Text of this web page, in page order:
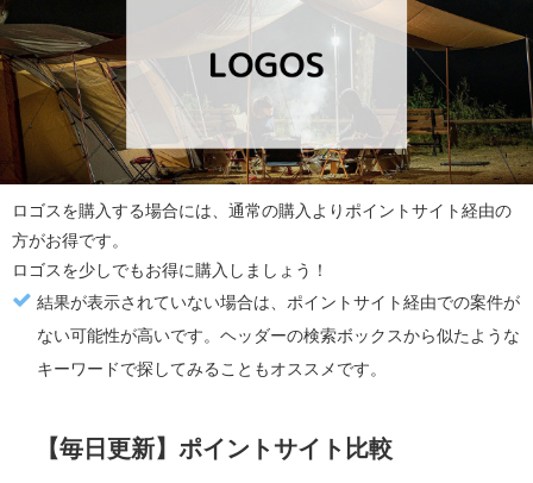
ロゴス を購入する場合には、通常の購入より ポイントサイト経由の
方がお得です。
ロゴス を少しでもお得に購入しましょう！
結果が表示されていない場合は、ポイントサイト経由での案件が
ない可能性が高いです。ヘッダーの検索ボックスから似たような
キーワードで探してみることもオススメです。
【毎日更新】ポイントサイト比較